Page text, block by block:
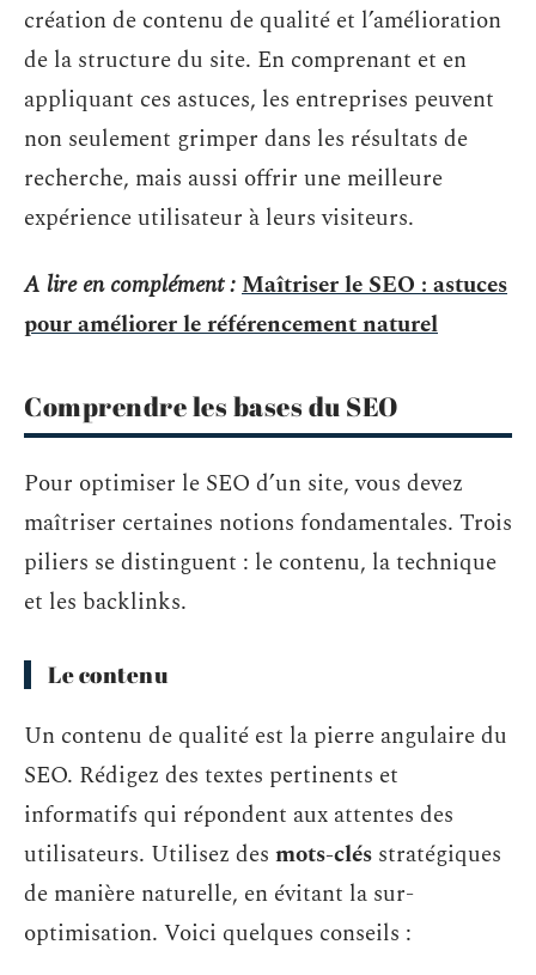
création de contenu de qualité et l’amélioration
de la structure du site. En comprenant et en
appliquant ces astuces, les entreprises peuvent
non seulement grimper dans les résultats de
recherche, mais aussi offrir une meilleure
expérience utilisateur à leurs visiteurs.
A lire en complément :Maîtriser le SEO : astuces
pour améliorer le référencement naturel
Comprendre les bases du SEO
Pour optimiser le SEO d’un site, vous devez
maîtriser certaines notions fondamentales. Trois
piliers se distinguent : le contenu, la technique
et les backlinks.
Le contenu
Un contenu de qualité est la pierre angulaire du
SEO. Rédigez des textes pertinents et
informatifs qui répondent aux attentes des
utilisateurs. Utilisez des mots-clés stratégiques
de manière naturelle, en évitant la sur-
optimisation. Voici quelques conseils :